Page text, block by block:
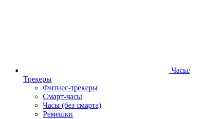
Часы/
Трекеры
Фитнес-трекеры
Смарт-часы
Часы (без смарта)
Ремешки